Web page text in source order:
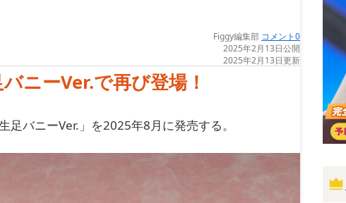
Figgy編集部 コメント0
2025年2月13日公開
2025年2月13日更新
ニーVer.で再び登場！
足バニーVer.」を2025年8月に発売する。